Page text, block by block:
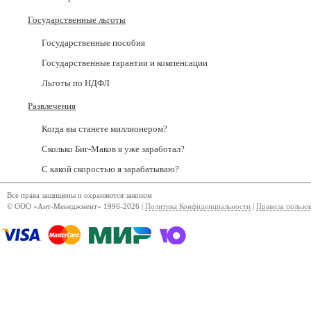
Государственные льготы
Государственные пособия
Государственные гарантии и компенсации
Льготы по НДФЛ
Развлечения
Когда вы станете миллионером?
Сколько Биг-Маков я уже заработал?
С какой скоростью я зарабатываю?
Все права защищены и охраняются законом
© ООО «Ант-Менеджмент» 1996-2026 | Политика Конфиденциальности Правила